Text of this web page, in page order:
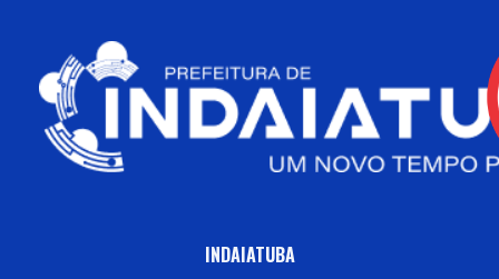
INDAIATUBA